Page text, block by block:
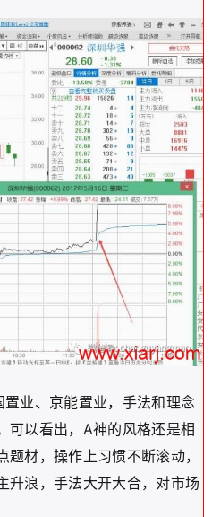
业、京能置业，手法和理念
可以看出，A神的风格还是相
材，操作上习惯不断滚动，
升浪，手法大开大合，对市场